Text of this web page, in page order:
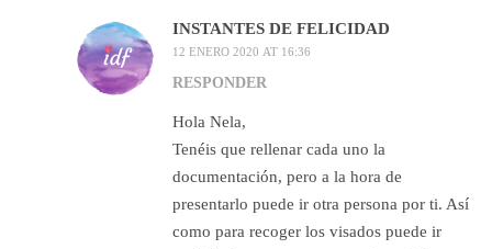
INSTANTES DE FELICIDAD
12 ENERO 2020 AT 16:36
RESPONDER
Hola Nela,
Tenéis que rellenar cada uno la
documentación, pero a la hora de
presentarlo puede ir otra persona por ti. Así
como para recoger los visados puede ir